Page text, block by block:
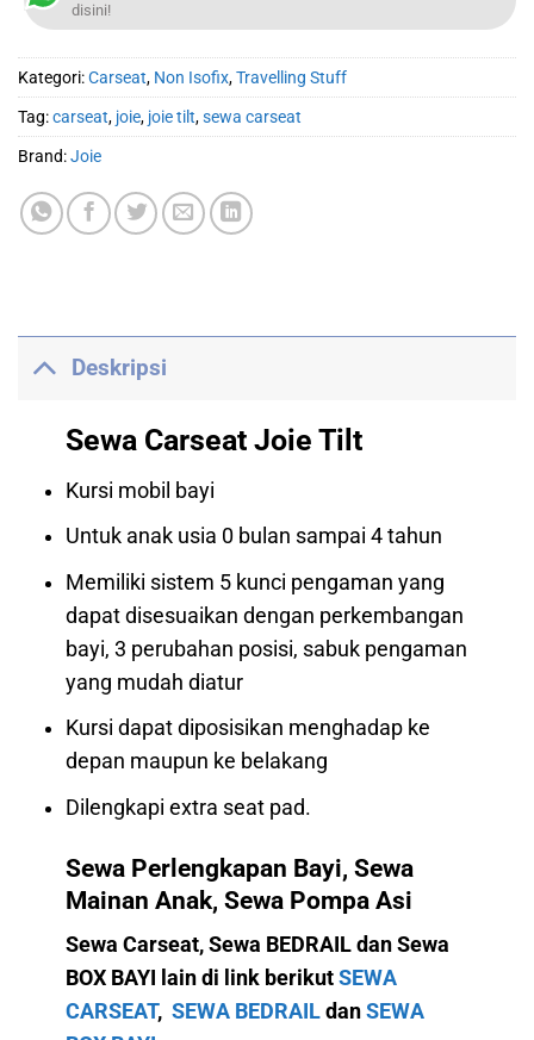
disini!
Kategori:Carseat, Non Isofix,Travelling Stuff
Tag:carseat, joie, joie tilt,sewa carseat
Brand:Joie
Deskripsi
Sewa Carseat Joie Tilt
Kursi mobil bayi
Untuk anak usia 0 bulan sampai 4 tahun
Memiliki sistem 5 kunci pengaman yang
dapat disesuaikan dengan perkembangan
bayi, 3 perubahan posisi, sabuk pengaman
yang mudah diatur
Kursi dapat diposisikan menghadap ke
depan maupun ke belakang
Dilengkapi extra seat pad.
Sewa Perlengkapan Bayi, Sewa
Mainan Anak, Sewa Pompa Asi
Sewa Carseat, Sewa BEDRAIL dan Sewa
BOX BAYI lain di link berikutSEWA
CARSEAT,SEWA BEDRAIL danSEWA